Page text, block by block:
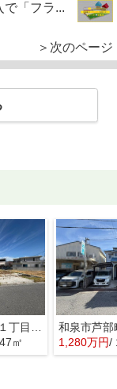
で「フラ...
＞次のページ
㎡
和泉市芦部
1,280万円/